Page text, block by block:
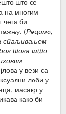
на многим
чега би
(Рецимо,
спаљивањем
тога што
у вези са
лоби у
масакр у
како би